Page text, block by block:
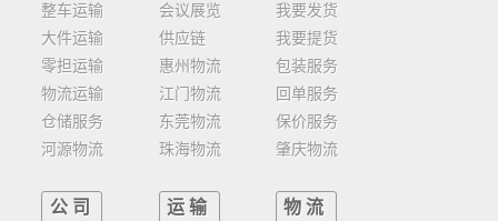
整车运输
大件运输
零担运输
物流运输
仓储服务
河源物流
会议展览
供应链
惠州物流
江门物流
东莞物流
珠海物流
我要发货
我要提货
包装服务
回单服务
保价服务
肇庆物流
公司
运输
物流